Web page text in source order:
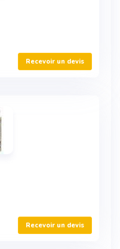
Recevoir un devis
Recevoir un devis